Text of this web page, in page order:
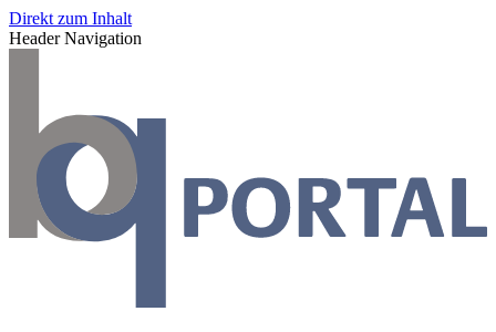
Direkt zum Inhalt
Header Navigation